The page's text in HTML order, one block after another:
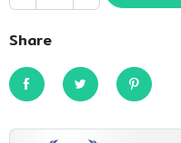
Share
Share Tweet Pinterest